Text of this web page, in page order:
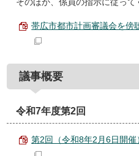
そのほか、係員の指示に従って
帯広市都市計画審議会を傍
議事概要
令和7年度第2回
第2回（令和8年2月6日開催